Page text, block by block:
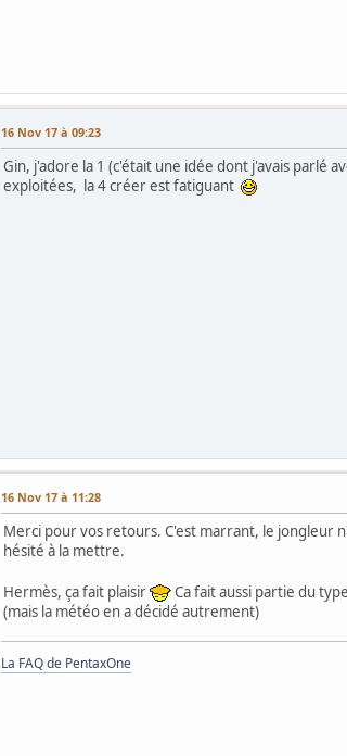
16 Nov 17 à 09:23
Gin, j'adore la 1 (c'était une idée dont j'avais parlé
exploitées, la 4 créer est fatiguant
16 Nov 17 à 11:28
Merci pour vos retours. C'est marrant, le jongleur
hésité à la mettre.
Hermès, ça fait plaisir
Ca fait aussi partie du
(mais la météo en a décidé autrement)
La FAQ de PentaxOne